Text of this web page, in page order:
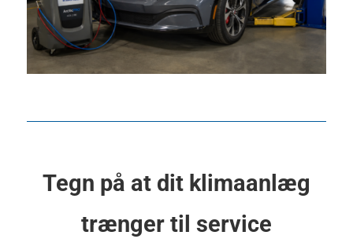
Tegn på at dit klimaanlæg
trænger til service